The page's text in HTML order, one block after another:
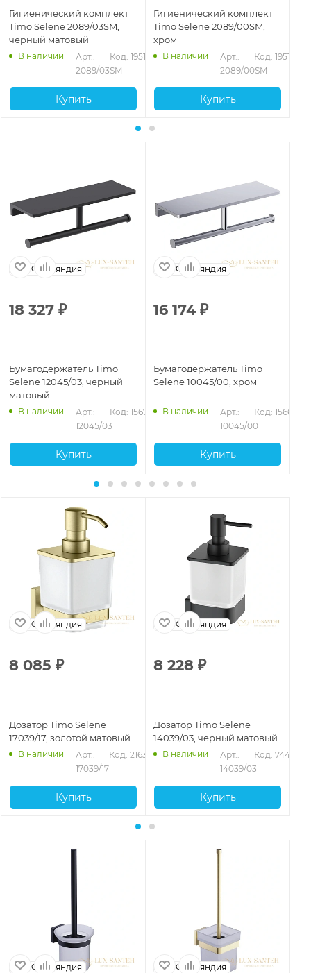
Гигиенический комплект
Timo Selene 2089/03SM,
черный матовый
В наличии
Арт.:
2089/03SM
Код: 19518
Купить
Гигиенический комплект
Timo Selene 2089/00SM,
хром
В наличии
Арт.:
2089/00SM
Код: 19517
Купить
Финляндия
18 327 ₽
Бумагодержатель Timo
Selene 12045/03, черный
матовый
В наличии
Арт.:
12045/03
Код: 15671
Купить
Финляндия
16 174₽
Бумагодержатель Timo
Selene 10045/00, хром
В наличии
Арт.:
10045/00
Код: 15668
Купить
Финляндия
8 085 ₽
Дозатор Timo Selene
17039/17, золотой матовый
В наличии
Арт.:
17039/17
Код: 21637
Купить
Финляндия
8 228 ₽
Дозатор Timo Selene
14039/03, черный матовый
В наличии
Арт.:
14039/03
Код: 74474
Купить
Финляндия Финляндия